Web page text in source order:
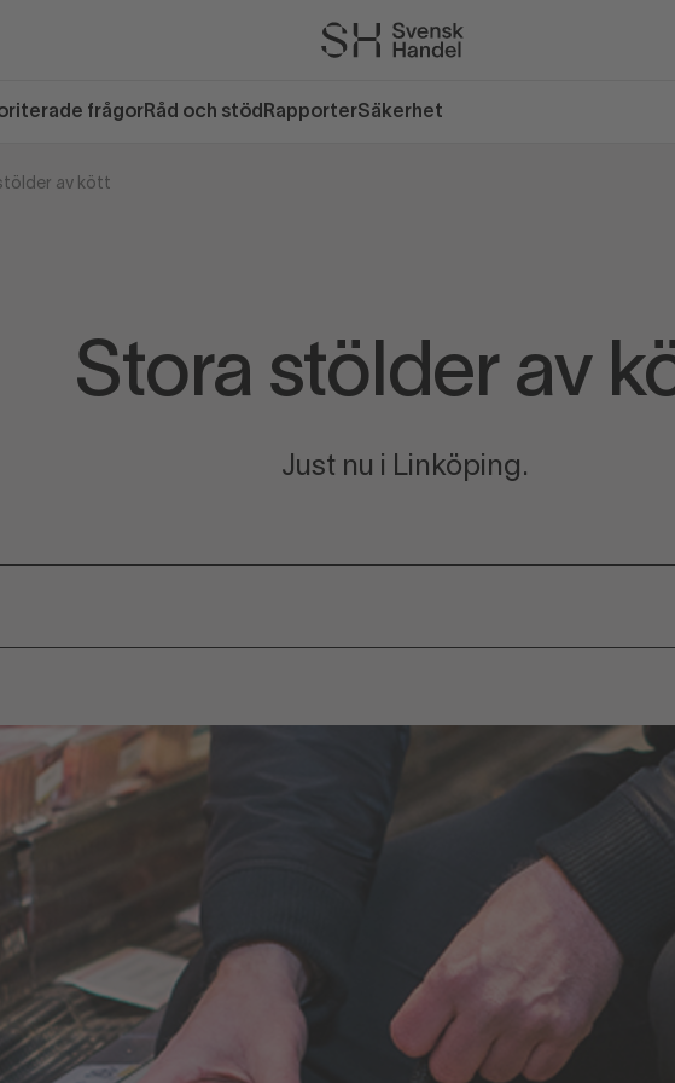
frågor Råd och stöd RapporterSäkerhet
av kött
Stora stölder av
Just nu i Linköping.